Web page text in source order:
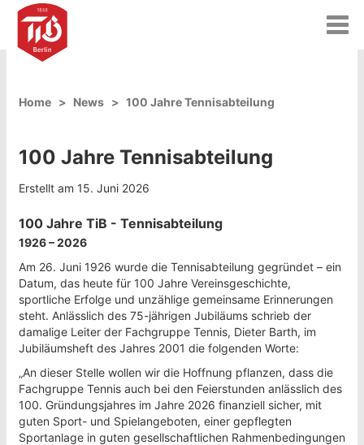
T
o
n
Home News 100 Jahre Tennisabteilung
100 Jahre Tennisabteilung
Erstellt am 15. Juni 2026
100 Jahre TiB - Tennisabteilung
1926 – 2026
Am 26. Juni 1926 wurde die Tennisabteilung gegründet – ein
Datum, das heute für 100 Jahre Vereinsgeschichte,
sportliche Erfolge und unzählige gemeinsame Erinnerungen
steht. Anlässlich des 75-jährigen Jubiläums schrieb der
damalige Leiter der Fachgruppe Tennis, Dieter Barth, im
Jubiläumsheft des Jahres 2001 die folgenden Worte:
„An dieser Stelle wollen wir die Hoffnung pflanzen, dass die
Fachgruppe Tennis auch bei den Feierstunden anlässlich des
100. Gründungsjahres im Jahre 2026 finanziell sicher, mit
guten Sport- und Spielangeboten, einer gepflegten
Sportanlage in guten gesellschaftlichen Rahmenbedingungen